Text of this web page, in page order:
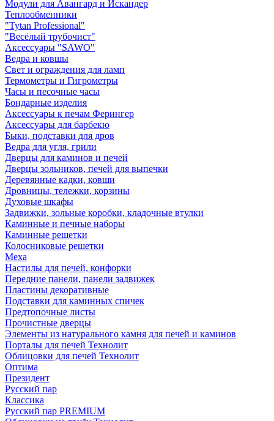
Модули для Авангард и Искандер
Теплообменники
"Tytan Professional"
"Весёлый трубочист"
Аксессуары "SAWO"
Ведра и ковшы
Свет и ограждения для ламп
Термометры и Гигрометры
Часы и песочные часы
Бондарные изделия
Аксессуары к печам Ферингер
Аксессуары для барбекю
Быки, подставки для дров
Ведра для угля, грили
Дверцы для каминов и печей
Дверцы зольников, печей для выпечки
Деревянные кадки, ковши
Дровницы, тележки, корзины
Духовые шкафы
Задвижки, зольные коробки, кладочные втулки
Каминные и печные наборы
Каминные решетки
Колосниковые решетки
Меха
Настилы для печей, конфорки
Передние панели, панели задвижек
Пластины декоративные
Подставки для каминных спичек
Предтопочные листы
Прочистные дверцы
Элементы из натурального камня для печей и каминов
Порталы для печей Технолит
Облицовки для печей Технолит
Оптима
Президент
Русский пар
Классика
Русский пар PREMIUM